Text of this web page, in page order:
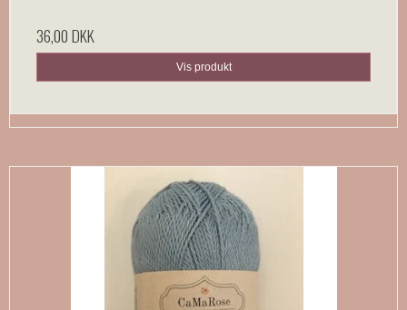
36,00 DKK
Vis produkt